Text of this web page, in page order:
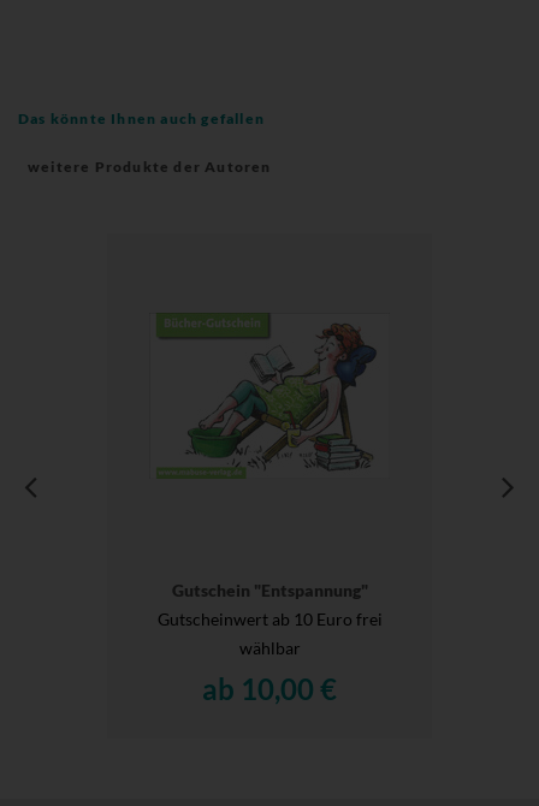
Das könnte Ihnen auch gefallen
weitere Produkte der Autoren
Gutschein "Entspannung"
Gutscheinwert ab 10 Euro frei
wählbar
ab 10,00 €